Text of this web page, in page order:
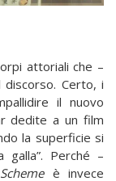
attoriali che –
Certo, i
il nuovo
dedite a un film
la superficie si
galla”. Perché –
è invece